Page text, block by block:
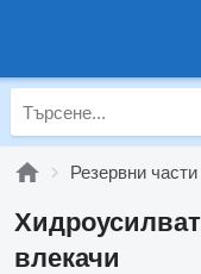
Резервни части
влекачи